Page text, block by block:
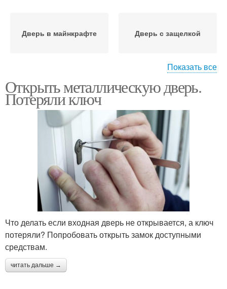
Дверь в майнкрафте Дверь с защелкой
Дверь в москве Ключ в скважине
Входные двери Межкомнатные двери
Двери при помощи Металлическая дверь
Двери в москве
Показать все
Открыть металлическую дверь.
Потеряли ключ
Что делать если входная дверь не открывается, а ключ
потеряли? Попробовать открыть замок доступными
средствам.
читать дальше →